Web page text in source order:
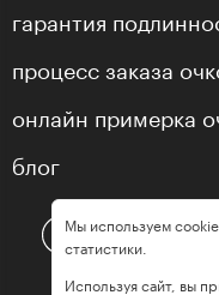
гарантия
процесс заказа
онлайн примерка
блог
Мы используем
статистики.
Используя сайт, вы